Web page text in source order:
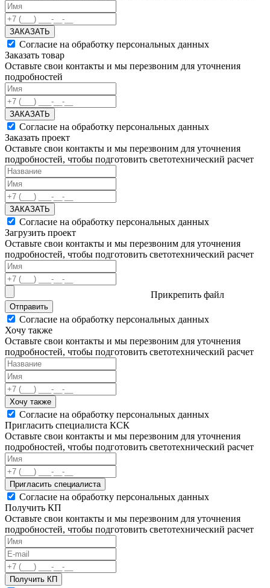
ЗАКАЗАТЬ
Согласие на обработку персональных данных
Заказать товар
Оставьте свои контакты и мы перезвоним для уточнения
подробностей
ЗАКАЗАТЬ
Согласие на обработку персональных данных
Заказать проект
Оставьте свои контакты и мы перезвоним для уточнения
подробностей, чтобы подготовить светотехнический расчет
ЗАКАЗАТЬ
Согласие на обработку персональных данных
Загрузить проект
Оставьте свои контакты и мы перезвоним для уточнения
подробностей, чтобы подготовить светотехнический расчет
Прикрепить файл
Отправить
Согласие на обработку персональных данных
Хочу также
Оставьте свои контакты и мы перезвоним для уточнения
подробностей, чтобы подготовить светотехнический расчет
Хочу также
Согласие на обработку персональных данных
Пригласить специалиста КСК
Оставьте свои контакты и мы перезвоним для уточнения
подробностей, чтобы подготовить светотехнический расчет
Пригласить специалиста
Согласие на обработку персональных данных
Получить КП
Оставьте свои контакты и мы перезвоним для уточнения
подробностей, чтобы подготовить светотехнический расчет
Получить КП